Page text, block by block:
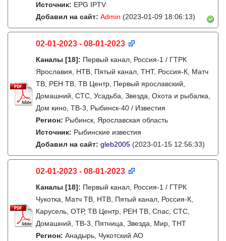
Источник: EPG IPTV
Добавил на сайт: Admin (2023-01-09 18:06:13)
02-01-2023 - 08-01-2023
Каналы [18]: Первый канал, Россия-1 / ГТРК
Ярославия, НТВ, Пятый канал, ТНТ, Россия-К, Матч
ТВ, РЕН ТВ, ТВ Центр, Первый ярославский,
Домашний, СТС, Усадьба, Звезда, Охота и рыбалка,
Дом кино, ТВ-3, Рыбинск-40 / Известия
Регион: Рыбинск, Ярославская область
Источник: Рыбинские известия
Добавил на сайт: gleb2005 (2023-01-15 12:56:33)
02-01-2023 - 08-01-2023
Каналы [18]: Первый канал, Россия-1 / ГТРК
Чукотка, Матч ТВ, НТВ, Пятый канал, Россия-К,
Карусель, ОТР, ТВ Центр, РЕН ТВ, Спас, СТС,
Домашний, ТВ-3, Пятница, Звезда, Мир, ТНТ
Регион: Анадырь, Чукотский АО